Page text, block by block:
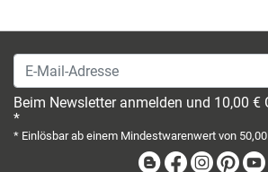
E-Mail-Adresse
Beim Newsletter anmelden und 10,00 €
*
* Einlösbar ab einem Mindestwarenwert von
BlogFacebook